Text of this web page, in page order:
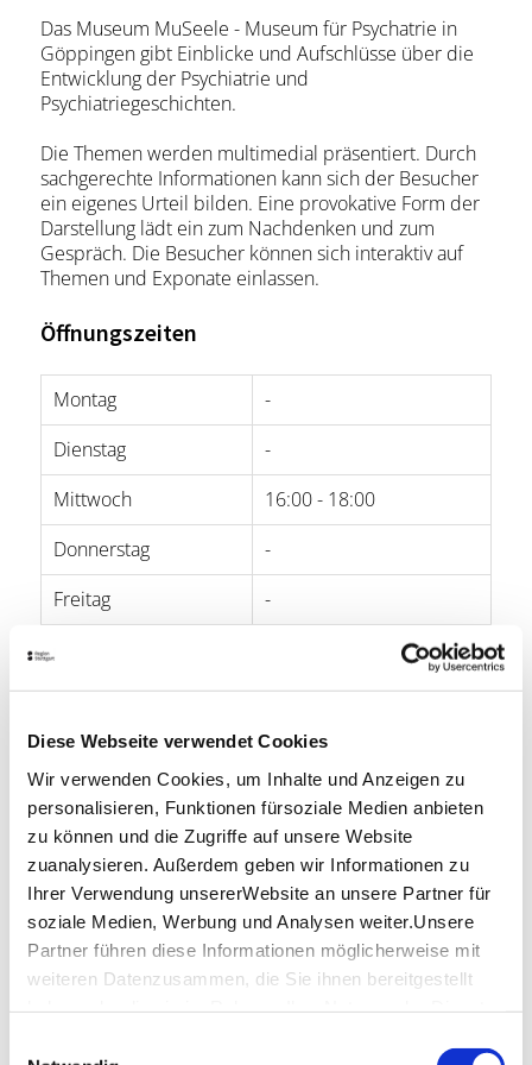
Diese Webseite verwendet Cookies
Wir verwenden Cookies, um Inhalte und Anzeigen zu
personalisieren, Funktionen fürsoziale Medien anbieten
zu können und die Zugriffe auf unsere Website
zuanalysieren. Außerdem geben wir Informationen zu
Ihrer Verwendung unsererWebsite an unsere Partner für
soziale Medien, Werbung und Analysen weiter.Unsere
Partner führen diese Informationen möglicherweise mit
weiteren Datenzusammen, die Sie ihnen bereitgestellt
Das Museum MuSeele - Museum für Psychatrie in
Göppingen gibt Einblicke und Aufschlüsse über die
Entwicklung der Psychiatrie und
Psychiatriegeschichten.
Die Themen werden multimedial präsentiert. Durch
sachgerechte Informationen kann sich der Besucher
ein eigenes Urteil bilden. Eine provokative Form der
Darstellung lädt ein zum Nachdenken und zum
Gespräch. Die Besucher können sich interaktiv auf
Themen und Exponate einlassen.
Öffnungszeiten
Montag
-
Dienstag
-
Mittwoch
16:00 - 18:00
Donnerstag
-
Freitag
-
Sonntag
14:00 - 16:00
MuSeele
Faurndauer Straße 6-28
73035 Göppingen
Telefon:+49 (0)7161 601 97 12
Mail:info@museele.de
Website:
www.museele.de
Planen Sie Ihre Anreise